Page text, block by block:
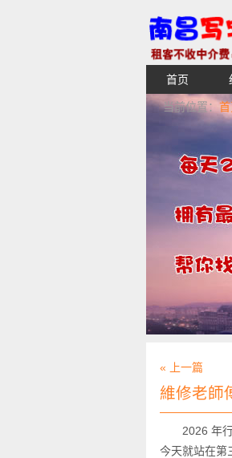
【不收中
湖青云谱写
首页
当前位置：
« 上一篇
維修老師
2026 年
今天就站在第